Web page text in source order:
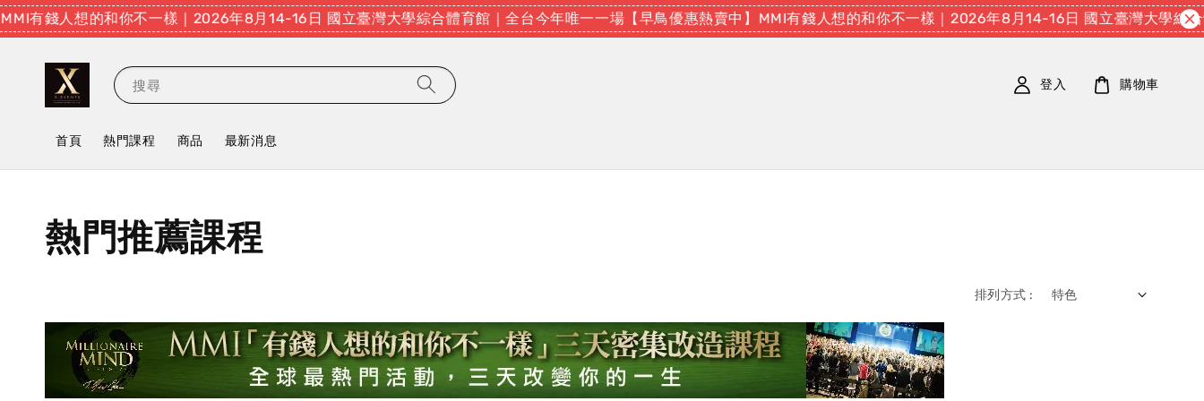
有錢人想的和你不一樣｜2026年8月14-16日 國立臺灣大學綜合體育館｜全台今年唯一一場【早鳥優惠熱賣中】MMI有錢人想的和你不一樣｜2026年8月14-16日 國立臺灣大學綜合
搜尋
首頁 熱門課程 商品 最新消息
登入 購物車
熱門推薦課程
排列方式 :